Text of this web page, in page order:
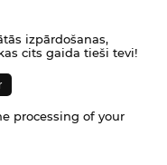
izpārdošanas,
cits gaida tieši tevi!
processing of your